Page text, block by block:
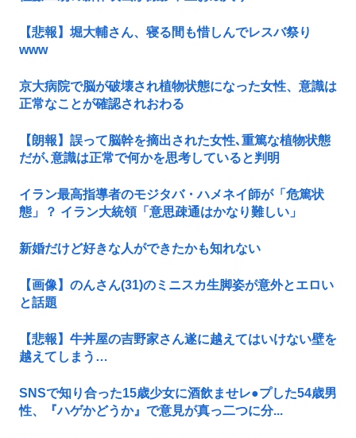
【悲報】堀大輔さん、寝る間も惜しんでレスバ祭り
www
京大病院で脳が破壊され植物状態になった女性、意識は
正常なことが確認されおわる
【朗報】誤って脳幹を摘出された女性､重篤な植物状態
だが､意識は正常で何かを思考していると判明
イラン最高指導者のモジタバ・ハメネイ師が「危篤状
態」？ イラン大統領「意思疎通はかなり難しい」
新婚だけど好きな人ができたかも知れない
【画像】のんさん(31)のミニスカ生脚姿が意外とエロい
と話題
【悲報】牛丼屋の吉野家さん遂に越えてはいけない壁を
越えてしまう…
SNSで知り合った15歳少女に酒飲ませレ●プした54歳男
性、『ハゲかどうか』で意見が真っ二つに分...